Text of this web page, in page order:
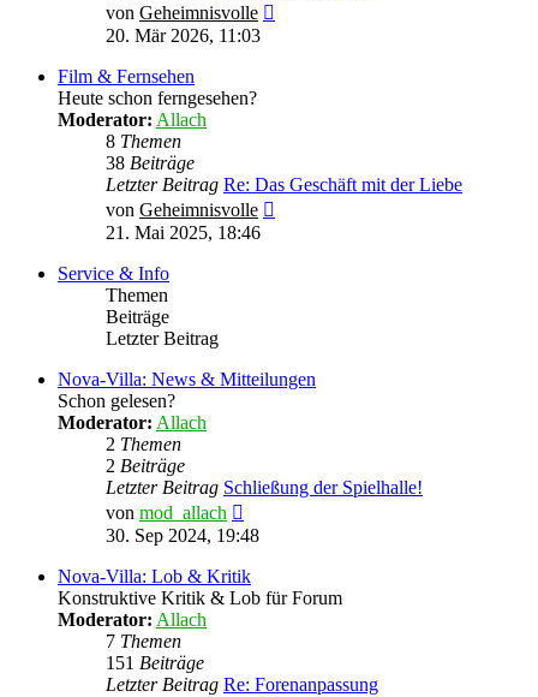
von Geheimnisvolle
20. Mär 2026, 11:03
Film & Fernsehen
Heute schon ferngesehen?
Moderator: Allach
8 Themen
38 Beiträge
Letzter Beitrag Re: Das Geschäft mit der Liebe
von Geheimnisvolle
21. Mai 2025, 18:46
Service & Info
Themen
Beiträge
Letzter Beitrag
Nova-Villa: News & Mitteilungen
Schon gelesen?
Moderator: Allach
2 Themen
2 Beiträge
Letzter Beitrag Schließung der Spielhalle!
von mod_allach
Beitrag
30. Sep 2024, 19:48
Nova-Villa: Lob & Kritik
Konstruktive Kritik & Lob für Forum
Moderator: Allach
7 Themen
151 Beiträge
Letzter Beitrag Re: Forenanpassung